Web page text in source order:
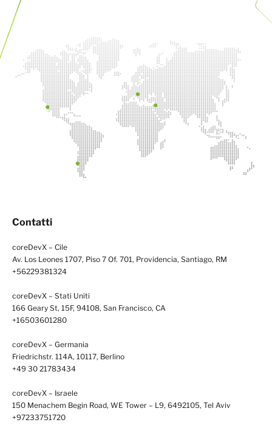
Contatti
coreDevX – Cile
Av. Los Leones 1707, Piso 7 Of. 701, Providencia, Santiago, RM
+56229381324
coreDevX – Stati Uniti
166 Geary St, 15F, 94108, San Francisco, CA
+16503601280
coreDevX – Germania
Friedrichstr. 114A, 10117, Berlino
+49 30 21783434
coreDevX – Israele
150 Menachem Begin Road, WE Tower – L9, 6492105, Tel Aviv
+97233751720